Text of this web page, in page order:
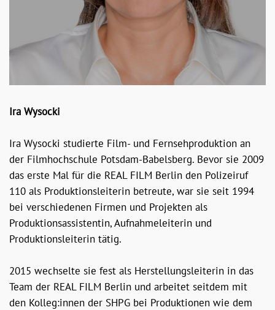
Ira Wysocki
Ira Wysocki studierte Film- und Fernsehproduktion an
der Filmhochschule Potsdam-Babelsberg. Bevor sie 2009
das erste Mal für die REAL FILM Berlin den Polizeiruf
110 als Produktionsleiterin betreute, war sie seit 1994
bei verschiedenen Firmen und Projekten als
Produktionsassistentin, Aufnahmeleiterin und
Produktionsleiterin tätig.
2015 wechselte sie fest als Herstellungsleiterin in das
Team der REAL FILM Berlin und arbeitet seitdem mit
den Kolleg:innen der SHPG bei Produktionen wie dem